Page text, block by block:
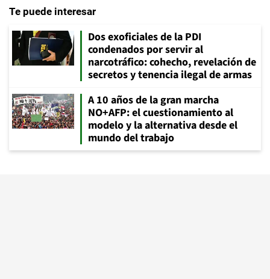
Te puede interesar
Dos exoficiales de la PDI
condenados por servir al
narcotráfico: cohecho, revelación de
secretos y tenencia ilegal de armas
A 10 años de la gran marcha
NO+AFP: el cuestionamiento al
modelo y la alternativa desde el
mundo del trabajo